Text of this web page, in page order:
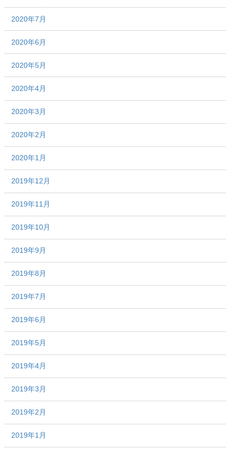
2020年7月
2020年6月
2020年5月
2020年4月
2020年3月
2020年2月
2020年1月
2019年12月
2019年11月
2019年10月
2019年9月
2019年8月
2019年7月
2019年6月
2019年5月
2019年4月
2019年3月
2019年2月
2019年1月